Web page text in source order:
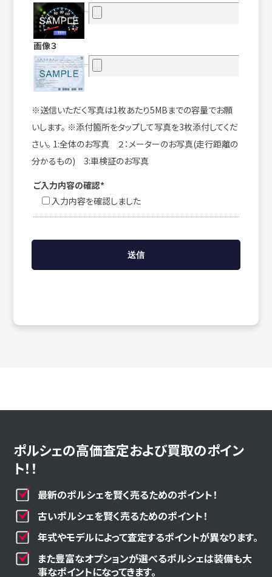
画像３
※送信いただく写真は1枚あたり5MBまでの容量でお願
いします。 ※添付箇所をタップして写真を3枚添付してくだ
さい。 1:全体のお写真 ２：メーターのお写真(走行距離の
分かるもの) 3:車検証のお写真
ご入力内容の確認*
入力内容を確認しました
ポルシェの高価査定および買取のポイン
ト！！
最新のポルシェを賢く売るためのポイント！
古いポルシェを賢く売るためのポイント！
年式やモデルによって査定するポイントが異なります。
また豊富なオプションが選べるポルシェは装備も大
事なポイントになってきます。